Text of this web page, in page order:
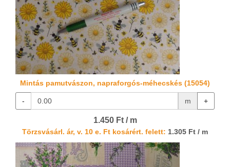
Mintás pamutvászon, napraforgós-méhecskés (15054)
- m +
1.450 Ft / m
Törzsvásárl. ár, v. 10 e. Ft kosárért. felett: 1.305 Ft / m